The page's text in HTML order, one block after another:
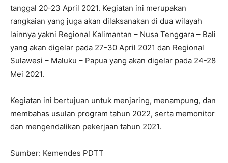
tanggal 20-23 April 2021. Kegiatan ini merupakan
rangkaian yang juga akan dilaksanakan di dua wilayah
lainnya yakni Regional Kalimantan – Nusa Tenggara – Bali
yang akan digelar pada 27-30 April 2021 dan Regional
Sulawesi – Maluku – Papua yang akan digelar pada 24-28
Mei 2021.
Kegiatan ini bertujuan untuk menjaring, menampung, dan
membahas usulan program tahun 2022, serta memonitor
dan mengendalikan pekerjaan tahun 2021.
Sumber: Kemendes PDTT